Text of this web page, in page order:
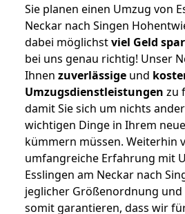
Sie planen einen Umzug von
Neckar nach Singen
dabei möglichstviel Geld
bei uns genau richtig! Unser
Ihnen zuverlässige und
Umzugsdienstleistungen zu
damit Sie sich um nichts
wichtigen Dinge in Ihrem
kümmern müssen. Weiterhin
umfangreiche Erfahrung mit
Esslingen am Neckar nach
jeglicher Größenordnung
somit garantieren, dass wir